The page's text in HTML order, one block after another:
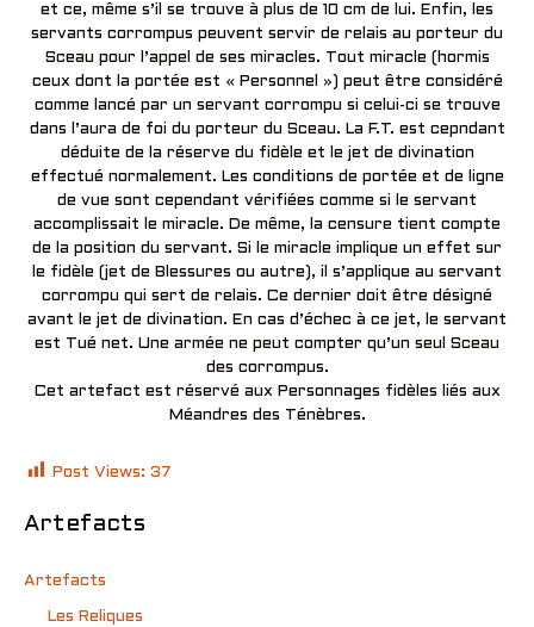
et ce, même s’il se trouve à plus de 10 cm de lui. Enfin, les
servants corrompus peuvent servir de relais au porteur du
Sceau pour l’appel de ses miracles. Tout miracle (hormis
ceux dont la portée est « Personnel ») peut être considéré
comme lancé par un servant corrompu si celui-ci se trouve
dans l’aura de foi du porteur du Sceau. La F.T. est cepndant
déduite de la réserve du fidèle et le jet de divination
effectué normalement. Les conditions de portée et de ligne
de vue sont cependant vérifiées comme si le servant
accomplissait le miracle. De même, la censure tient compte
de la position du servant. Si le miracle implique un effet sur
le fidèle (jet de Blessures ou autre), il s’applique au servant
corrompu qui sert de relais. Ce dernier doit être désigné
avant le jet de divination. En cas d’échec à ce jet, le servant
est Tué net. Une armée ne peut compter qu’un seul Sceau
des corrompus.
Cet artefact est réservé aux Personnages fidèles liés aux
Méandres des Ténèbres.
Post Views: 37
Artefacts
Artefacts
Les Reliques